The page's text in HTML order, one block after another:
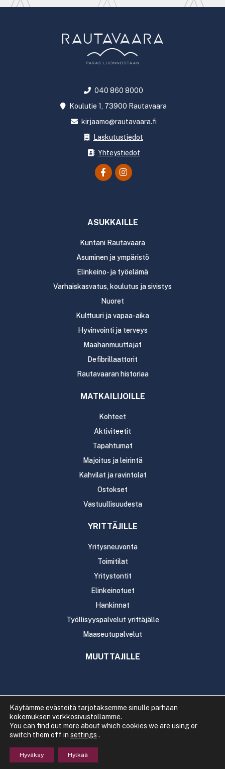
040 860 8000
Koulutie 1, 73900 Rautavaara
kirjaamo@rautavaara.fi
Laskutustiedot
Yhteystiedot
ASUKKAILLE
Kuntani Rautavaara
Asuminen ja ympäristö
Elinkeino- ja työelämä
Varhaiskasvatus, koulutus ja sivistys
Nuoret
Kulttuuri ja vapaa-aika
Hyvinvointi ja terveys
Maahanmuuttajat
Defibrillaattorit
Rautavaaran historiaa
MATKAILIJOILLE
Kohteet
Aktiviteetit
Tapahtumat
Majoitus ja leirintä
Kahvilat ja ravintolat
Ostokset
Vastuullisuudesta
YRITTÄJILLE
Yritysneuvonta
Toimitilat
Yritystontit
Elinkeinotuet
Hankinnat
Työllisyyspalvelut yrittäjälle
Maaseutupalvelut
MUUTTAJILLE
Copyright 2020 Rautavaaran kunta
TietosuojaSaavutettavuus
Käytämme evästeitä tarjotaksemme sinulle parhaan
kokemuksen verkkosivustollamme.
You can find out more about which cookies we are using or
switch them off in settings .
Hyväksy Hylkää